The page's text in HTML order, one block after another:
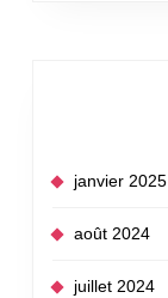
janvier 2025
août 2024
juillet 2024